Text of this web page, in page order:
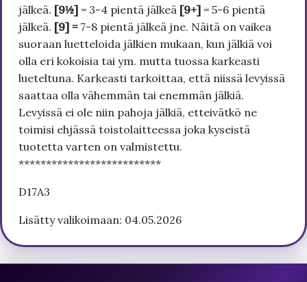
jälkeä. [9½] = 3-4 pientä jälkeä [9+] = 5-6 pientä
jälkeä. [9] = 7-8 pientä jälkeä jne. Näitä on vaikea
suoraan luetteloida jälkien mukaan, kun jälkiä voi
olla eri kokoisia tai ym. mutta tuossa karkeasti
lueteltuna. Karkeasti tarkoittaa, että niissä levyissä
saattaa olla vähemmän tai enemmän jälkiä.
Levyissä ei ole niin pahoja jälkiä, etteivätkö ne
toimisi ehjässä toistolaitteessa joka kyseistä
tuotetta varten on valmistettu.
**************************
D17A3
Lisätty valikoimaan: 04.05.2026